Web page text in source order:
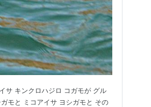
サ キンクロハジロ コガモが グル
モと ミコアイサ ヨシガモと その